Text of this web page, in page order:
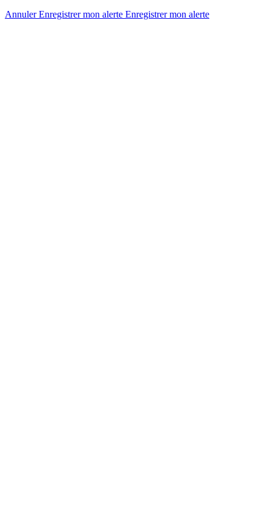
AnnulerEnregistrer mon alerte Enregistrermon alerte